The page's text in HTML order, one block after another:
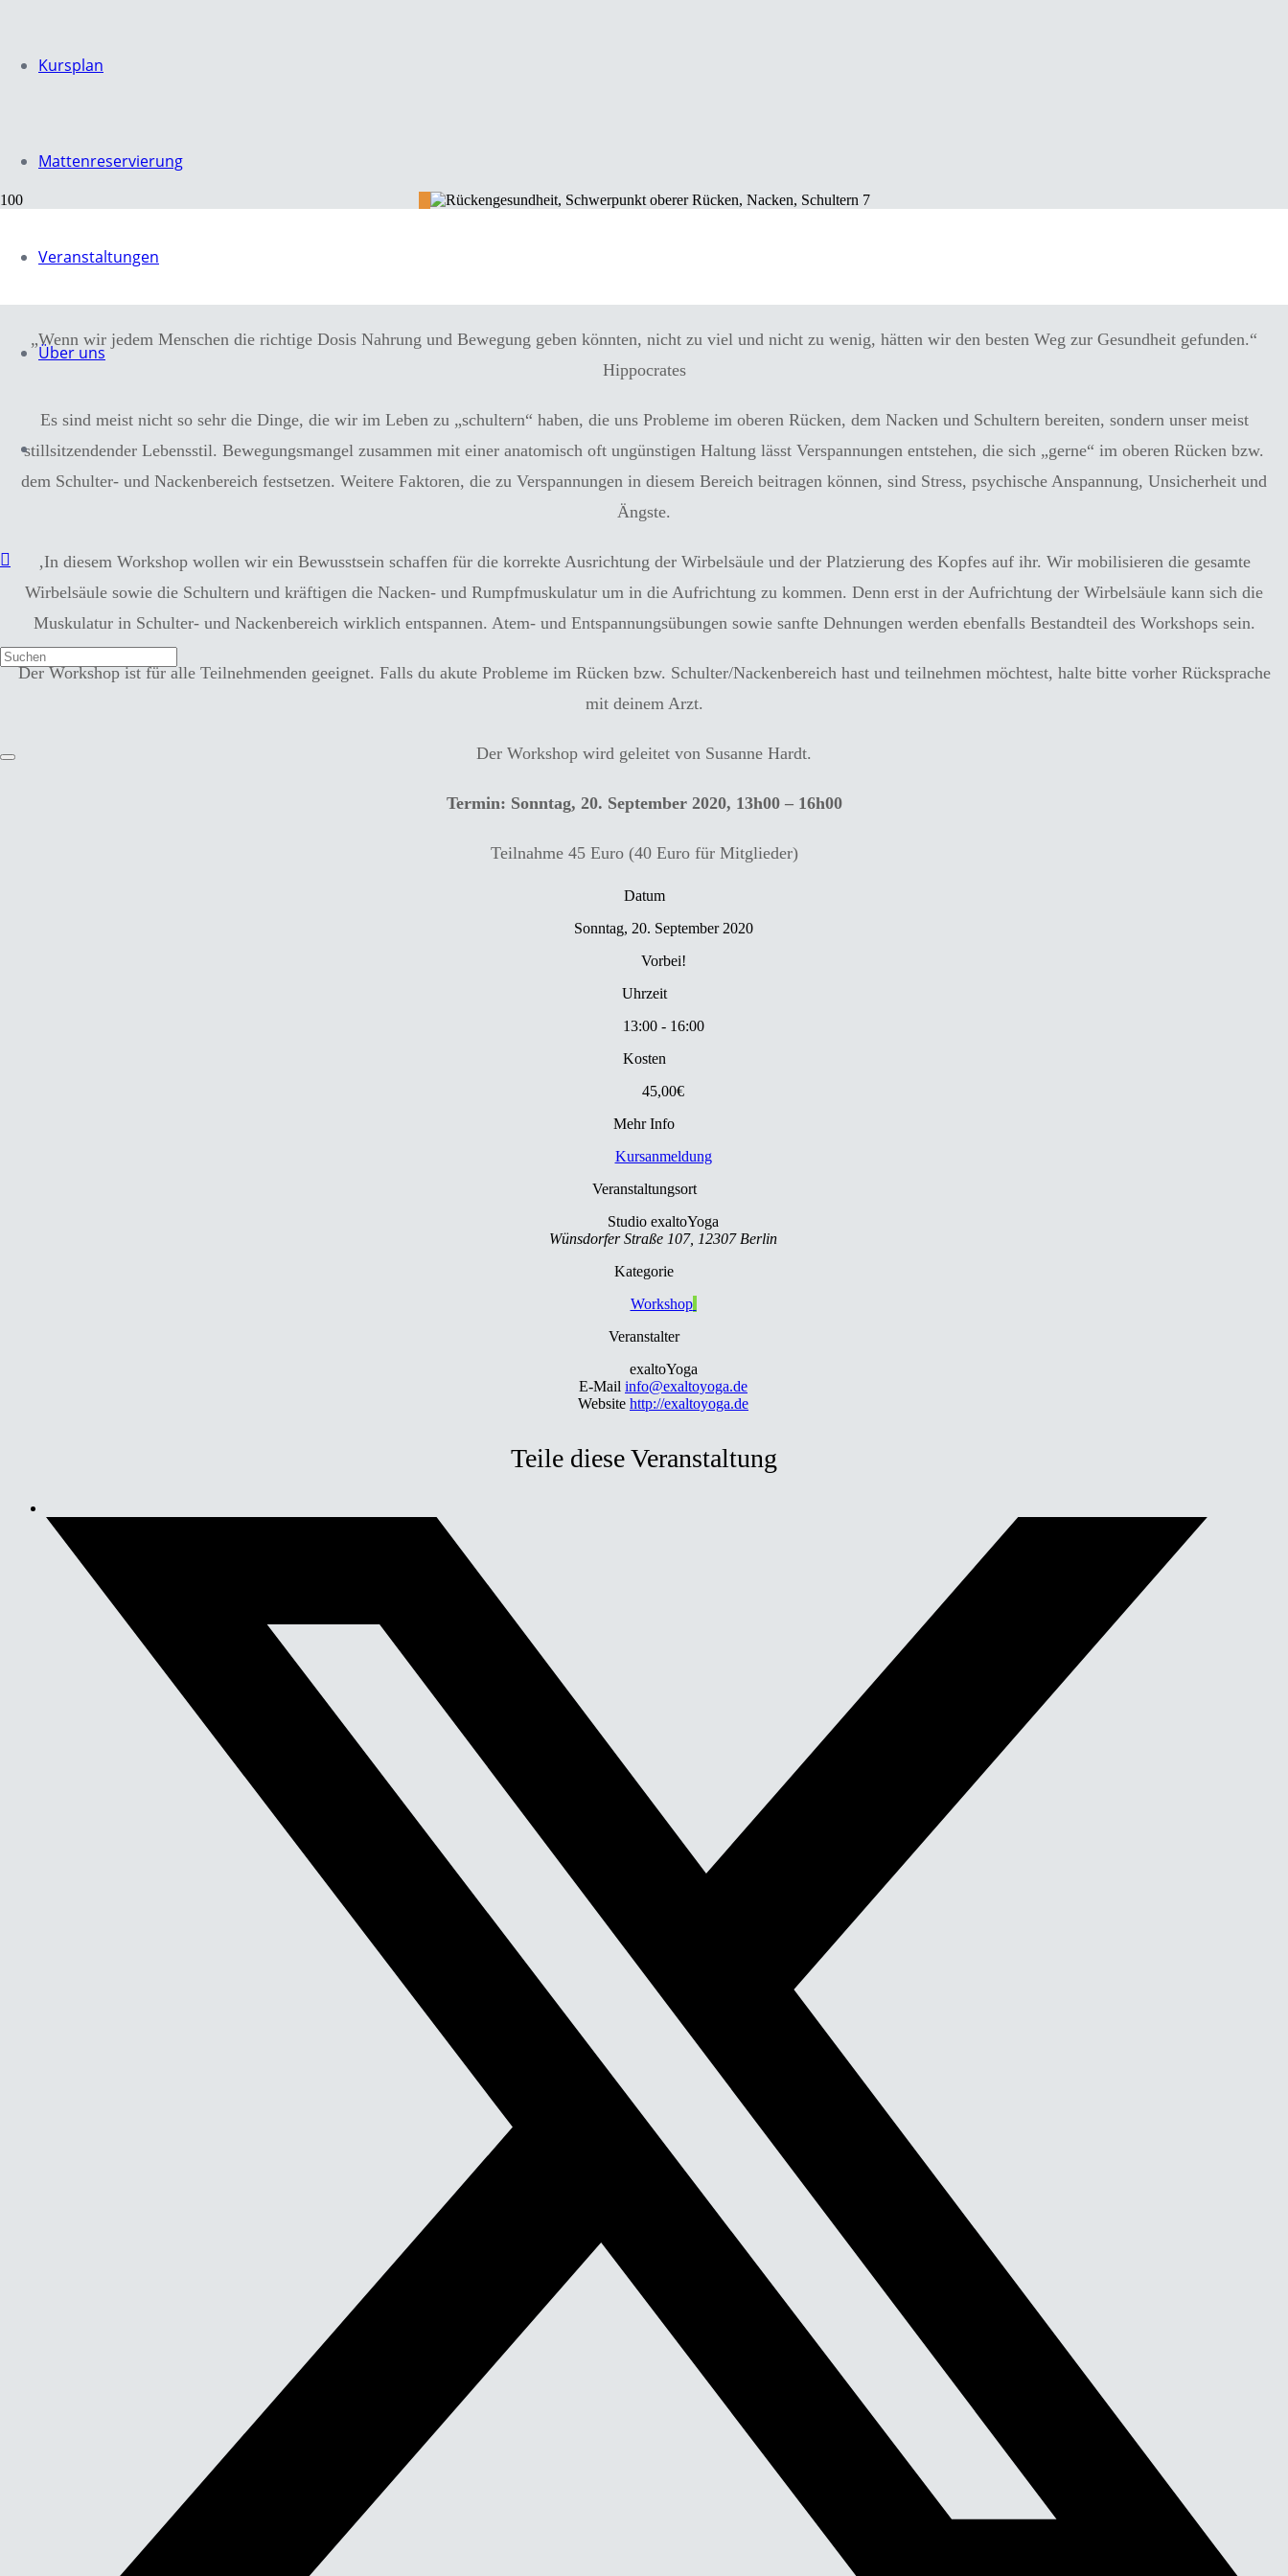
Kursplan
Mattenreservierung
Veranstaltungen
Über uns
Rückengesundheit, Schwerpunkt oberer Rücken, Nacken, Schultern
„Wenn wir jedem Menschen die richtige Dosis Nahrung und Bewegung geben könnten, nicht zu viel und nicht zu wenig, hätten wir den besten Weg zur Gesundheit gefunden.“
Hippocrates
Es sind meist nicht so sehr die Dinge, die wir im Leben zu „schultern“ haben, die uns Probleme im oberen Rücken, dem Nacken und Schultern bereiten, sondern unser meist
stillsitzendender Lebensstil. Bewegungsmangel zusammen mit einer anatomisch oft ungünstigen Haltung lässt Verspannungen entstehen, die sich „gerne“ im oberen Rücken bzw.
dem Schulter- und Nackenbereich festsetzen. Weitere Faktoren, die zu Verspannungen in diesem Bereich beitragen können, sind Stress, psychische Anspannung, Unsicherheit und
Ängste.
‚In diesem Workshop wollen wir ein Bewusstsein schaffen für die korrekte Ausrichtung der Wirbelsäule und der Platzierung des Kopfes auf ihr. Wir mobilisieren die gesamte
Wirbelsäule sowie die Schultern und kräftigen die Nacken- und Rumpfmuskulatur um in die Aufrichtung zu kommen. Denn erst in der Aufrichtung der Wirbelsäule kann sich die
Muskulatur in Schulter- und Nackenbereich wirklich entspannen. Atem- und Entspannungsübungen sowie sanfte Dehnungen werden ebenfalls Bestandteil des Workshops sein.
Der Workshop ist für alle Teilnehmenden geeignet. Falls du akute Probleme im Rücken bzw. Schulter/Nackenbereich hast und teilnehmen möchtest, halte bitte vorher Rücksprache
mit deinem Arzt.
Der Workshop wird geleitet von Susanne Hardt.
Termin: Sonntag, 20. September 2020, 13h00 – 16h00
Teilnahme 45 Euro (40 Euro für Mitglieder)
Datum
Sonntag, 20. September 2020
Vorbei!
Uhrzeit
13:00 - 16:00
Kosten
45,00€
Mehr Info
Kursanmeldung
Veranstaltungsort
Studio exaltoYoga
Wünsdorfer Straße 107, 12307 Berlin
Kategorie
Workshop
Veranstalter
exaltoYoga
E-Mail info@exaltoyoga.de
Website http://exaltoyoga.de
Teile diese Veranstaltung